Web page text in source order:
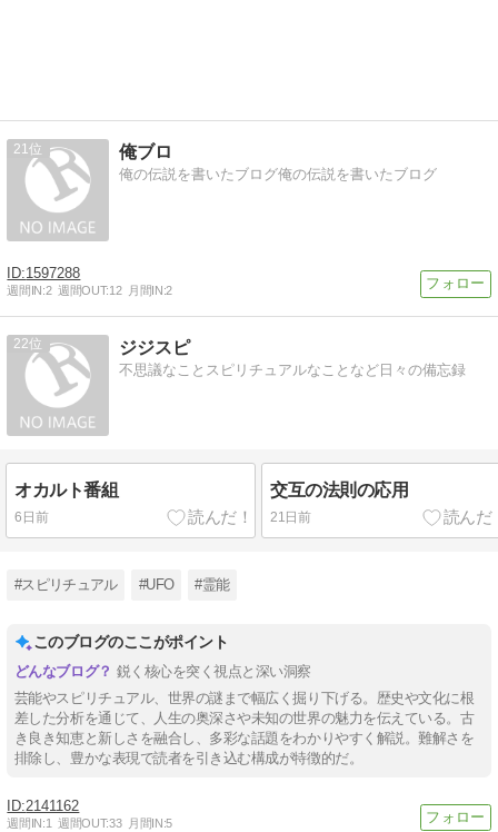
21 俺ブロ
俺の伝説を書いたブログ俺の伝説を書いたブログ
1597288
週間IN:2 週間OUT:12 月間IN:2
22 ジジスピ
不思議なことスピリチュアルなことなど日々の備忘録
オカルト番組
6日前
交互の法則の応用
21日前
#スピリチュアル #UFO #霊能
このブログのここがポイント
鋭く核心を突く視点と深い洞察
芸能やスピリチュアル、世界の謎まで幅広く掘り下げる。歴史や文化に根
差した分析を通じて、人生の奥深さや未知の世界の魅力を伝えている。古
き良き知恵と新しさを融合し、多彩な話題をわかりやすく解説。難解さを
排除し、豊かな表現で読者を引き込む構成が特徴的だ。
2141162
週間IN:1 週間OUT:33 月間IN:5